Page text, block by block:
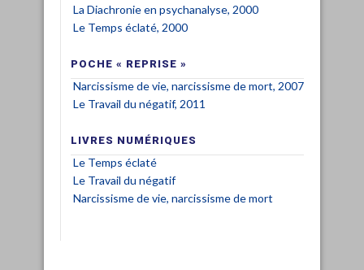
La Diachronie en psychanalyse, 2000
Le Temps éclaté, 2000
POCHE « REPRISE »
Narcissisme de vie, narcissisme de mort, 2007
Le Travail du négatif, 2011
LIVRES NUMÉRIQUES
Le Temps éclaté
Le Travail du négatif
Narcissisme de vie, narcissisme de mort